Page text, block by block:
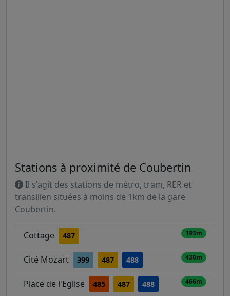
Stations à proximité de Coubertin
Il s'agit des stations de métro, tram, RER et
transilien situées à moins de 1km de la gare
Coubertin.
Cottage 487 193m
Cité Mozart 399 487 488 430m
Place de l'Eglise 485 487 488 466m